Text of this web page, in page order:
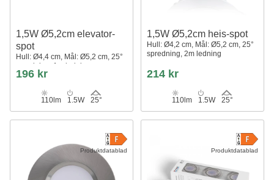
1,5W Ø5,2cm elevator-
spot
Hull: Ø4,4 cm, Mål: Ø5,2 cm, 25°
spredning, 1m ledning
196 kr
110lm 1.5W 25°
1,5W Ø5,2cm heis-spot
Hull: Ø4,2 cm, Mål: Ø5,2 cm, 25°
spredning, 2m ledning
214 kr
110lm 1.5W 25°
Produktdatablad Produktdatablad